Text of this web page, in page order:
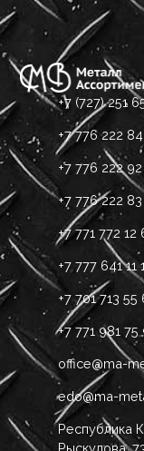
+7 (727) 251
+7 776 222
+7 776 222
+7 776 222
+7 771 772
+7 777 641
+7 701 713
+7 771 981
office@ma-
edo@ma-
Республика
Рыскулова,